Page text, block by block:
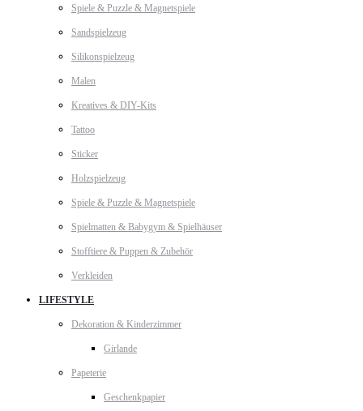
Spiele & Puzzle & Magnetspiele
Sandspielzeug
Silikonspielzeug
Malen
Kreatives & DIY-Kits
Tattoo
Sticker
Holzspielzeug
Spiele & Puzzle & Magnetspiele
Spielmatten & Babygym & Spielhäuser
Stofftiere & Puppen & Zubehör
Verkleiden
LIFESTYLE
Dekoration & Kinderzimmer
Girlande
Papeterie
Geschenkpapier